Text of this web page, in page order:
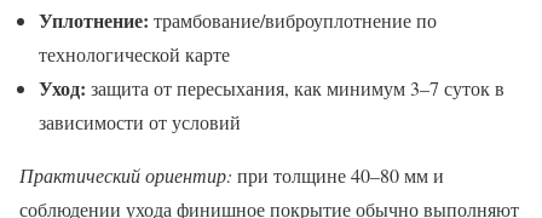
Уплотнение: трамбование/виброуплотнение по
технологической карте
Уход: защита от пересыхания, как минимум 3–7 суток в
зависимости от условий
Практический ориентир: при толщине 40–80 мм и
соблюдении ухода финишное покрытие обычно выполняют